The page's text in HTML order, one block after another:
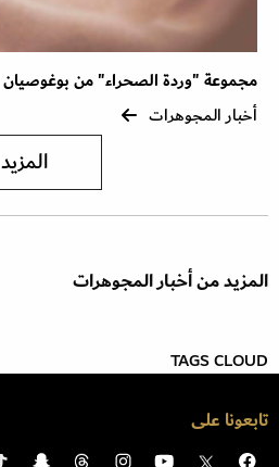
مجموعة "وردة الصحراء" من بوغوصيان
أخبار المجوهرات
المزيد
المزيد من أخبار المجوهرات
TAGS CLOUD
تابعونا على